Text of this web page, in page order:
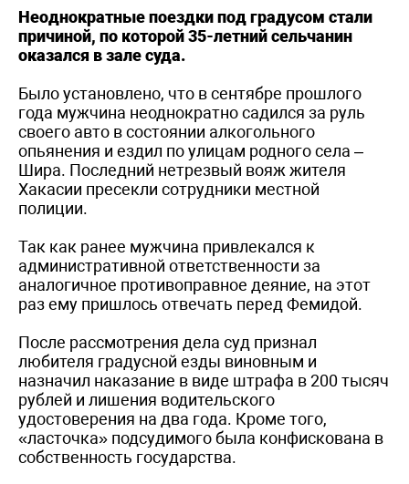
Неоднократные поездки под градусом стали
причиной, по которой 35-летний сельчанин
оказался в зале суда.
Было установлено, что в сентябре прошлого
года мужчина неоднократно садился за руль
своего авто в состоянии алкогольного
опьянения и ездил по улицам родного села –
Шира. Последний нетрезвый вояж жителя
Хакасии пресекли сотрудники местной
полиции.
Так как ранее мужчина привлекался к
административной ответственности за
аналогичное противоправное деяние, на этот
раз ему пришлось отвечать перед Фемидой.
После рассмотрения дела суд признал
любителя градусной езды виновным и
назначил наказание в виде штрафа в 200 тысяч
рублей и лишения водительского
удостоверения на два года. Кроме того,
«ласточка» подсудимого была конфискована в
собственность государства.